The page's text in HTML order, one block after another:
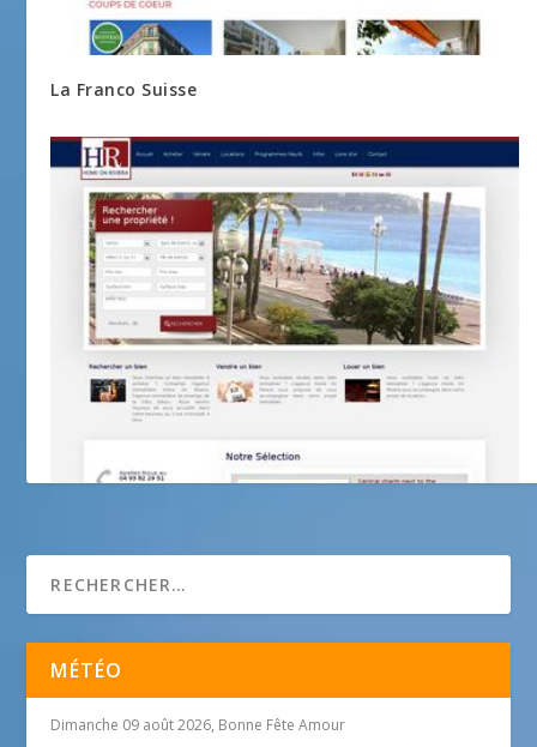
La Franco Suisse
MÉTÉO
Dimanche 09 août 2026, Bonne Fête Amour